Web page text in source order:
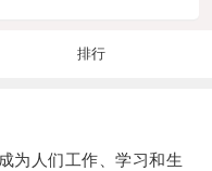
排行
人们工作、学习和生